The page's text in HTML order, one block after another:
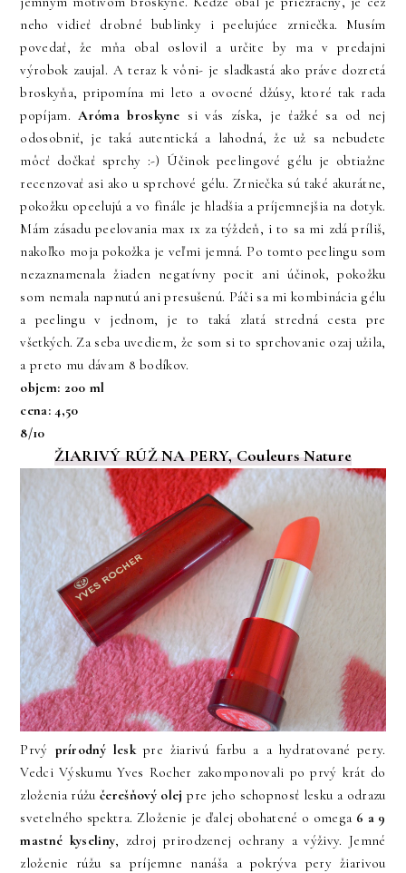
neho vidieť drobné bublinky i peelujúce zrniečka. Musím
povedať, že mňa obal oslovil a určite by ma v predajni
výrobok zaujal. A teraz k vôni- je sladkastá ako práve dozretá
broskyňa, pripomína mi leto a ovocné džúsy, ktoré tak rada
popíjam.Aróma broskyne si vás získa, je ťažké sa od nej
odosobniť, je taká autentická a lahodná, že už sa nebudete
môcť dočkať sprchy :-) Účinok peelingové gélu je obtiažne
recenzovať asi ako u sprchové gélu. Zrniečka sú také akurátne,
pokožku opeelujú a vo finále je hladšia a príjemnejšia na dotyk.
Mám zásadu peelovania max 1x za týždeň, i to sa mi zdá príliš,
nakoľko moja pokožka je veľmi jemná. Po tomto peelingu som
nezaznamenala žiaden negatívny pocit ani účinok, pokožku
som nemala napnutú ani presušenú. Páči sa mi kombinácia gélu
a peelingu v jednom, je to taká zlatá stredná cesta pre
všetkých. Za seba uvediem, že som si to sprchovanie ozaj užila,
a preto mu dávam 8 bodíkov.
objem: 200 ml
cena: 4,50
8/10
ŽIARIVÝ RÚŽ NA PERY, Couleurs Nature
Prvý prírodný leskpre žiarivú farbu a a hydratované pery.
Vedci Výskumu Yves Rocher zakomponovali po prvý krát do
zloženia rúžučerešňový olej pre jeho schopnosť lesku a odrazu
svetelného spektra. Zloženie je ďalej obohatené o omega 6 a 9
mastné kyseliny, zdroj prirodzenej ochrany a výživy. Jemné
zloženie rúžu sa príjemne nanáša a pokrýva pery žiarivou